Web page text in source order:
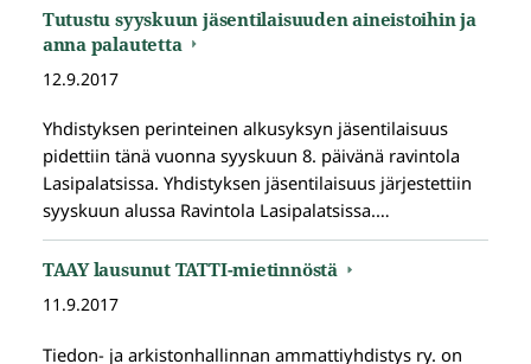
Tutustu syyskuun jäsentilaisuuden aineistoihin ja
anna palautetta
12.9.2017
Yhdistyksen perinteinen alkusyksyn jäsentilaisuus
pidettiin tänä vuonna syyskuun 8. päivänä ravintola
Lasipalatsissa. Yhdistyksen jäsentilaisuus järjestettiin
syyskuun alussa Ravintola Lasipalatsissa.…
TAAY lausunut TATTI-mietinnöstä
11.9.2017
Tiedon- ja arkistonhallinnan ammattiyhdistys ry. on